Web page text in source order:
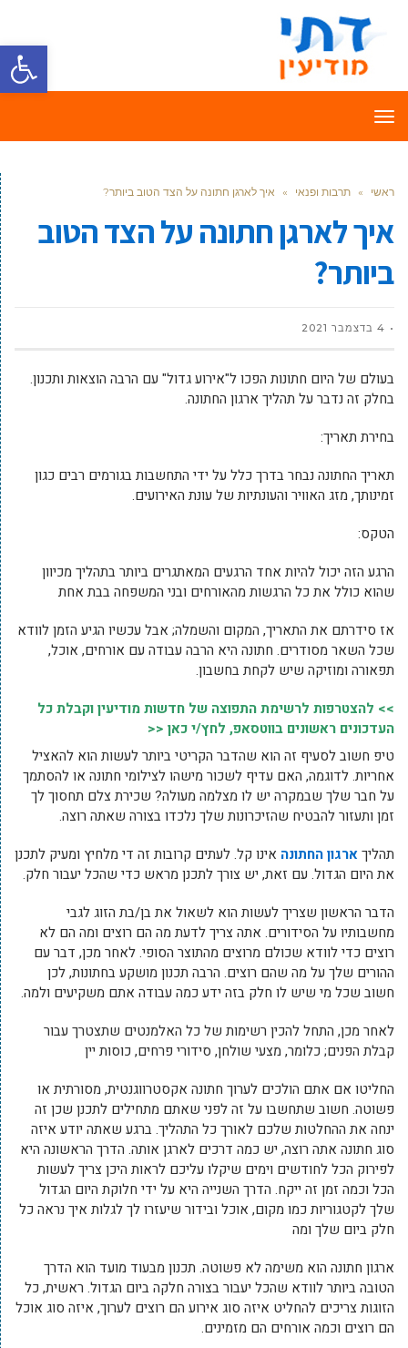
פתח
תפריט
ראשי » תרבות ופנאי » איך לארגן חתונה על הצד הטוב ביותר?
איך לארגן חתונה על הצד הטוב
ביותר?
4 בדצמבר 2021
בעולם של היום חתונות הפכו ל"אירוע גדול" עם הרבה הוצאות ותכנון.
בחלק זה נדבר על תהליך ארגון החתונה.
בחירת תאריך:
תאריך החתונה נבחר בדרך כלל על ידי התחשבות בגורמים רבים כגון
זמינותך, מזג האוויר והעונתיות של עונת האירועים.
הטקס:
הרגע הזה יכול להיות אחד הרגעים המאתגרים ביותר בתהליך מכיוון
שהוא כולל את כל הרגשות מהאורחים ובני המשפחה בבת אחת
אז סידרתם את התאריך, המקום והשמלה; אבל עכשיו הגיע הזמן לוודא
שכל השאר מסודרים. חתונה היא הרבה עבודה עם אורחים, אוכל,
תפאורה ומוזיקה שיש לקחת בחשבון.
>> להצטרפות לרשימת התפוצה של חדשות מודיעין וקבלת כל
העדכונים ראשונים בווטסאפ, לחץ/י כאן <<
טיפ חשוב לסעיף זה הוא שהדבר הקריטי ביותר לעשות הוא להאציל
אחריות. לדוגמה, האם עדיף לשכור מישהו לצילומי חתונה או להסתמך
על חבר שלך שבמקרה יש לו מצלמה מעולה? שכירת צלם תחסוך לך
זמן ותעזור להבטיח שהזיכרונות שלך נלכדו בצורה שאתה רוצה.
תהליךארגון החתונה אינו קל. לעתים קרובות זה די מלחיץ ומעיק לתכנן
את היום הגדול. עם זאת, יש צורך לתכנן מראש כדי שהכל יעבור חלק.
הדבר הראשון שצריך לעשות הוא לשאול את בן/בת הזוג לגבי
מחשבותיו על הסידורים. אתה צריך לדעת מה הם רוצים ומה הם לא
רוצים כדי לוודא שכולם מרוצים מהתוצר הסופי. לאחר מכן, דבר עם
ההורים שלך על מה שהם רוצים. הרבה תכנון מושקע בחתונות, לכן
חשוב שכל מי שיש לו חלק בזה ידע כמה עבודה אתם משקיעים ולמה.
לאחר מכן, התחל להכין רשימות של כל האלמנטים שתצטרך עבור
קבלת הפנים; כלומר, מצעי שולחן, סידורי פרחים, כוסות יין
החליטו אם אתם הולכים לערוך חתונה אקסטרווגנטית, מסורתית או
פשוטה. חשוב שתחשבו על זה לפני שאתם מתחילים לתכנן שכן זה
ינחה את ההחלטות שלכם לאורך כל התהליך. ברגע שאתה יודע איזה
סוג חתונה אתה רוצה, יש כמה דרכים לארגן אותה. הדרך הראשונה היא
לפירוק הכל לחודשים וימים שיקלו עליכם לראות היכן צריך לעשות
הכל וכמה זמן זה ייקח. הדרך השנייה היא על ידי חלוקת היום הגדול
שלך לקטגוריות כמו מקום, אוכל ובידור שיעזרו לך לגלות איך נראה כל
חלק ביום שלך ומה
ארגון חתונה הוא משימה לא פשוטה. תכנון מבעוד מועד הוא הדרך
הטובה ביותר לוודא שהכל יעבור בצורה חלקה ביום הגדול. ראשית, כל
הזוגות צריכים להחליט איזה סוג אירוע הם רוצים לערוך, איזה סוג אוכל
הם רוצים וכמה אורחים הם מזמינים.